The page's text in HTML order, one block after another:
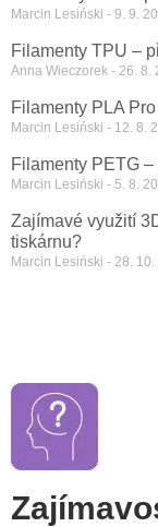
Marcin Lesiński 9. 9.
Filamenty TPU –
Anna Wieczorek 26. 8.
Filamenty PLA
Marcin Lesiński 12. 8.
Filamenty PETG
Marcin Lesiński 5. 8.
Zajímavé využití
tiskárnu?
Marcin Lesiński 28. 10.